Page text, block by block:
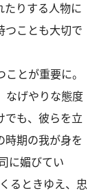
たりする人物に
つことも大切で
とが重要に。
なげやりな態度
でも、彼らを立
時期の我が身を
に媚びてい
るときゆえ、忠